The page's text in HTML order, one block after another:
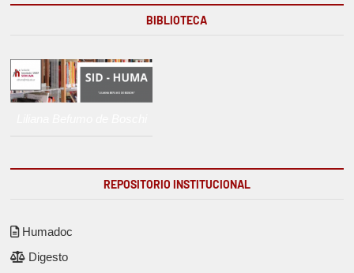
BIBLIOTECA
REPOSITORIO INSTITUCIONAL
Humadoc
Digesto